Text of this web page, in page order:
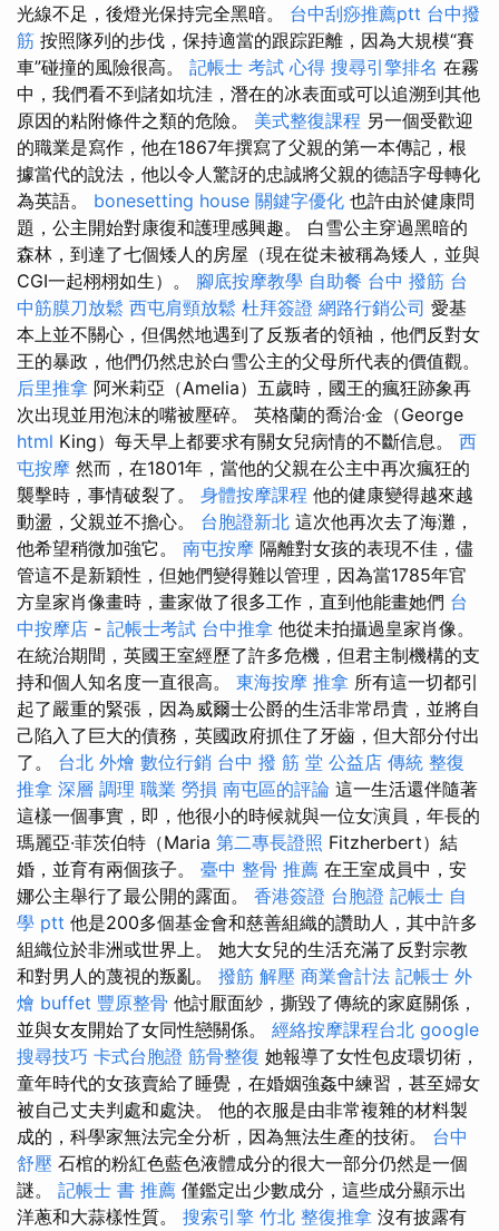
光線不足，後燈光保持完全黑暗。 台中刮痧推薦ptt 台中撥
筋 按照隊列的步伐，保持適當的跟踪距離，因為大規模“賽
車”碰撞的風險很高。 記帳士 考試 心得 搜尋引擎排名 在霧
中，我們看不到諸如坑洼，潛在的冰表面或可以追溯到其他
原因的粘附條件之類的危險。 美式整復課程 另一個受歡迎
的職業是寫作，他在1867年撰寫了父親的第一本傳記，根
據當代的說法，他以令人驚訝的忠誠將父親的德語字母轉化
為英語。 bonesetting house 關鍵字優化 也許由於健康問
題，公主開始對康復和護理感興趣。 白雪公主穿過黑暗的
森林，到達了七個矮人的房屋（現在從未被稱為矮人，並與
CGI一起栩栩如生）。 腳底按摩教學 自助餐 台中 撥筋 台
中筋膜刀放鬆 西屯肩頸放鬆 杜拜簽證 網路行銷公司 愛基
本上並不關心，但偶然地遇到了反叛者的領袖，他們反對女
王的暴政，他們仍然忠於白雪公主的父母所代表的價值觀。
后里推拿 阿米莉亞（Amelia）五歲時，國王的瘋狂跡象再
次出現並用泡沫的嘴被壓碎。 英格蘭的喬治·金（George
html King）每天早上都要求有關女兒病情的不斷信息。 西
屯按摩 然而，在1801年，當他的父親在公主中再次瘋狂的
襲擊時，事情破裂了。 身體按摩課程 他的健康變得越來越
動盪，父親並不擔心。 台胞證新北 這次他再次去了海灘，
他希望稍微加強它。 南屯按摩 隔離對女孩的表現不佳，儘
管這不是新穎性，但她們變得難以管理，因為當1785年官
方皇家肖像畫時，畫家做了很多工作，直到他能畫她們 台
中按摩店 - 記帳士考試 台中推拿 他從未拍攝過皇家肖像。
在統治期間，英國王室經歷了許多危機，但君主制機構的支
持和個人知名度一直很高。 東海按摩 推拿 所有這一切都引
起了嚴重的緊張，因為威爾士公爵的生活非常昂貴，並將自
己陷入了巨大的債務，英國政府抓住了牙齒，但大部分付出
了。 台北 外燴 數位行銷 台中 撥 筋 堂 公益店 傳統 整復
推拿 深層 調理 職業 勞損 南屯區的評論 這一生活還伴隨著
這樣一個事實，即，他很小的時候就與一位女演員，年長的
瑪麗亞·菲茨伯特（Maria 第二專長證照 Fitzherbert）結
婚，並育有兩個孩子。 臺中 整骨 推薦 在王室成員中，安
娜公主舉行了最公開的露面。 香港簽證 台胞證 記帳士 自
學 ptt 他是200多個基金會和慈善組織的讚助人，其中許多
組織位於非洲或世界上。 她大女兒的生活充滿了反對宗教
和對男人的蔑視的叛亂。 撥筋 解壓 商業會計法 記帳士 外
燴 buffet 豐原整骨 他討厭面紗，撕毀了傳統的家庭關係，
並與女友開始了女同性戀關係。 經絡按摩課程台北 google
搜尋技巧 卡式台胞證 筋骨整復 她報導了女性包皮環切術，
童年時代的女孩賣給了睡覺，在婚姻強姦中練習，甚至婦女
被自己丈夫判處和處決。 他的衣服是由非常複雜的材料製
成的，科學家無法完全分析，因為無法生產的技術。 台中
舒壓 石棺的粉紅色藍色液體成分的很大一部分仍然是一個
謎。 記帳士 書 推薦 僅鑑定出少數成分，這些成分顯示出
洋蔥和大蒜樣性質。 搜索引擎 竹北 整復推拿 沒有披露有